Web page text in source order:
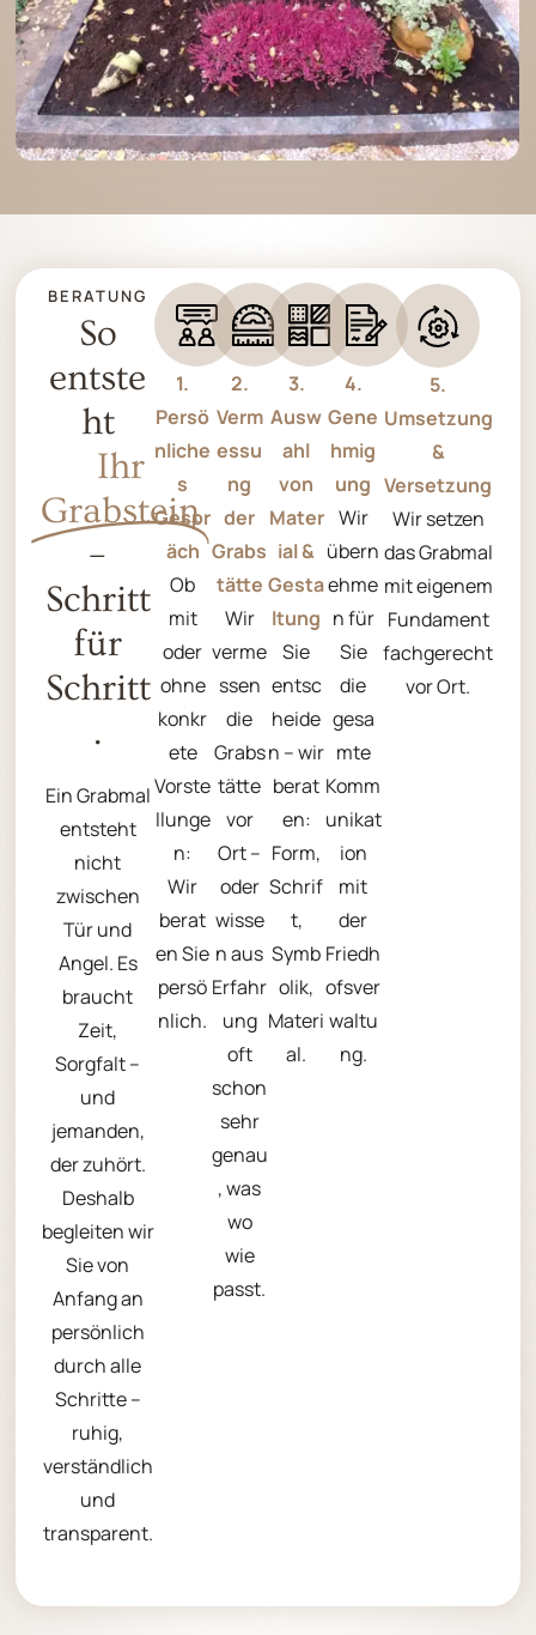
BERATUNG
So
entste
ht
Ihr
Grabstein
–
Schritt
für
Schritt
.
Ein Grabmal
entsteht
nicht
zwischen
Tür und
Angel. Es
braucht
Zeit,
Sorgfalt –
und
jemanden,
der zuhört.
Deshalb
begleiten wir
Sie von
Anfang an
persönlich
durch alle
Schritte –
ruhig,
verständlich
und
transparent.
1.
Persö
nliche
s
Gespr
äch
Ob
mit
oder
ohne
konkr
ete
Vorste
llunge
n:
Wir
berat
en Sie
persö
nlich.
2.
Verm
essu
ng
der
Grabs
tätte
Wir
verme
ssen
die
Grabs
tätte
vor
Ort –
oder
wisse
n aus
Erfahr
ung
oft
schon
sehr
genau
, was
wo
wie
passt.
3.
Ausw
ahl
von
Mater
ial &
Gesta
ltung
Sie
entsc
heide
n – wir
berat
en:
Form,
Schrif
t,
Symb
olik,
Materi
al.
4.
Gene
hmig
ung
Wir
übern
ehme
n für
Sie
die
gesa
mte
Komm
unikat
ion
mit
der
Friedh
ofsver
waltu
ng.
5.
Umsetzung
&
Versetzung
Wir setzen
das Grabmal
mit eigenem
Fundament
fachgerecht
vor Ort.